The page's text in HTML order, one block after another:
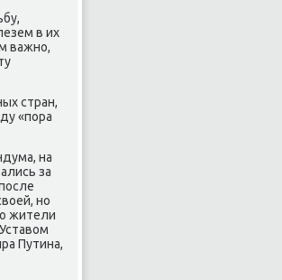
в их
важно,
стран,
«пора
на
за
но
жители
Путина,